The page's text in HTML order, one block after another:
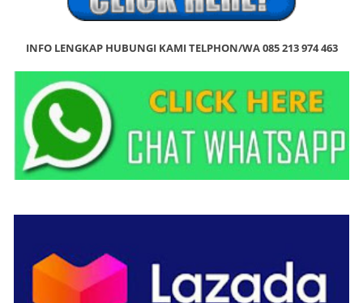
INFO LENGKAP HUBUNGI KAMI TELPHON/WA 085 213 974 463